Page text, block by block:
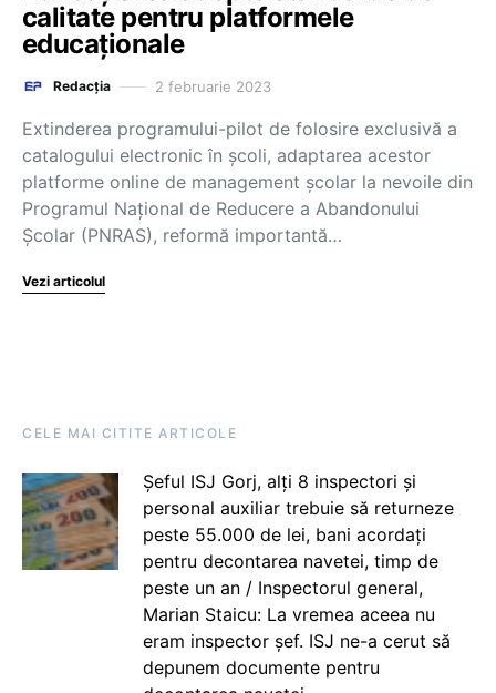
calitate pentru platformele
educaționale
Redacția 2 februarie 2023
Extinderea programului-pilot de folosire exclusivă a
catalogului electronic în școli, adaptarea acestor
platforme online de management școlar la nevoile din
Programul Național de Reducere a Abandonului
Școlar (PNRAS), reformă importantă…
Vezi articolul
CELE MAI CITITE ARTICOLE
Șeful ISJ Gorj, alți 8 inspectori și
personal auxiliar trebuie să returneze
peste 55.000 de lei, bani acordați
pentru decontarea navetei, timp de
peste un an / Inspectorul general,
Marian Staicu: La vremea aceea nu
eram inspector șef. ISJ ne-a cerut să
depunem documente pentru